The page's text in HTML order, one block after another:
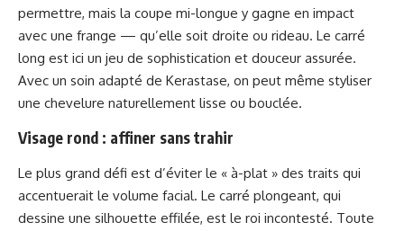
permettre, mais la coupe mi-longue y gagne en impact
avec une frange — qu’elle soit droite ou rideau. Le carré
long est ici un jeu de sophistication et douceur assurée.
Avec un soin adapté de Kerastase, on peut même styliser
une chevelure naturellement lisse ou bouclée.
Visage rond : affiner sans trahir
Le plus grand défi est d’éviter le « à-plat » des traits qui
accentuerait le volume facial. Le carré plongeant, qui
dessine une silhouette effilée, est le roi incontesté. Toute